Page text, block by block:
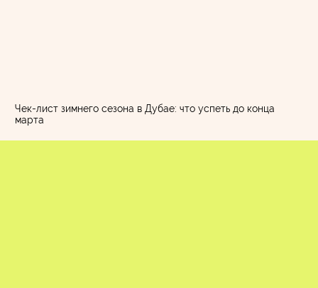
Чек-лист зимнего сезона в Дубае: что успеть до конца
марта